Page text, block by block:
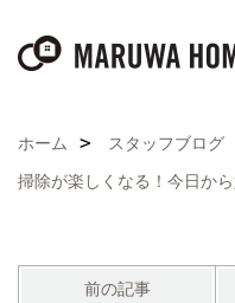
ホーム
スタッフブログ
掃除が楽しくなる！今日か
前の記事